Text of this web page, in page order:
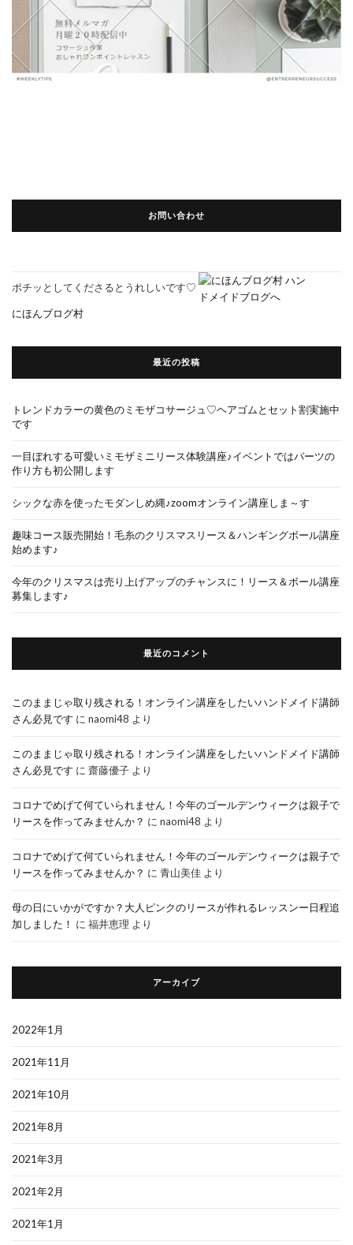
お問い合わせ
ポチッとしてくださるとうれしいです♡
にほんブログ村
最近の投稿
トレンドカラーの黄色のミモザコサージュ♡ヘアゴムとセット割実施中
です
一目ぼれする可愛いミモザミニリース体験講座♪イベントではパーツの
作り方も初公開します
シックな赤を使ったモダンしめ縄♪zoomオンライン講座しま～す
趣味コース販売開始！毛糸のクリスマスリース＆ハンギングボール講座
始めます♪
今年のクリスマスは売り上げアップのチャンスに！リース＆ボール講座
募集します♪
最近のコメント
このままじゃ取り残される！オンライン講座をしたいハンドメイド講師
さん必見です に naomi48 より
このままじゃ取り残される！オンライン講座をしたいハンドメイド講師
さん必見です に 齋藤優子 より
コロナでめげて何ていられません！今年のゴールデンウィークは親子で
リースを作ってみませんか？ に naomi48 より
コロナでめげて何ていられません！今年のゴールデンウィークは親子で
リースを作ってみませんか？ に 青山美佳 より
母の日にいかがですか？大人ピンクのリースが作れるレッスンー日程追
加しました！ に 福井恵理 より
アーカイブ
2022年1月
2021年11月
2021年10月
2021年8月
2021年3月
2021年2月
2021年1月